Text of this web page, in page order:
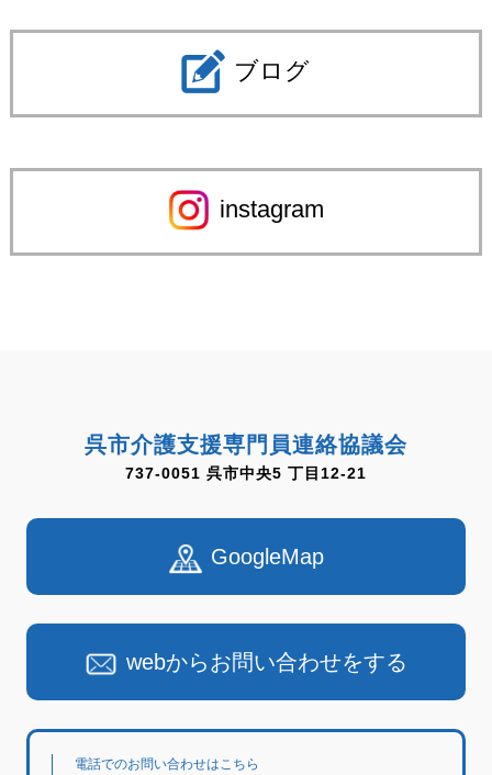
ブログ
instagram
呉市介護支援専門員連絡協議会
737-0051 呉市中央5 丁目12-21
GoogleMap
webからお問い合わせをする
電話でのお問い合わせはこちら